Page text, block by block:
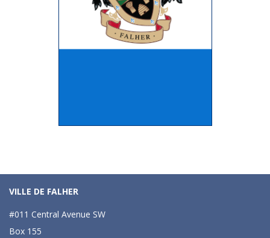
VILLE DE FALHER
#011 Central Avenue SW
Box 155